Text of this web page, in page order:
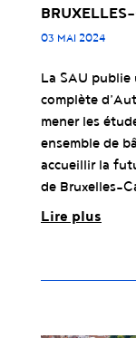
03 MAI 2024
La SAU publie
complète
mener les
ensemble de
accueillir la
de Bruxelles-
Lire plus